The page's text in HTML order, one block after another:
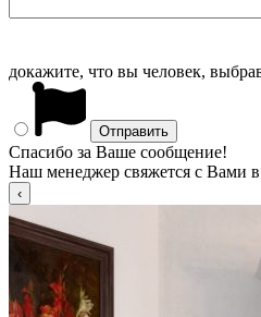
докажите, что вы человек,
Спасибо за Ваше сообщение!
Наш менеджер свяжется с Вами